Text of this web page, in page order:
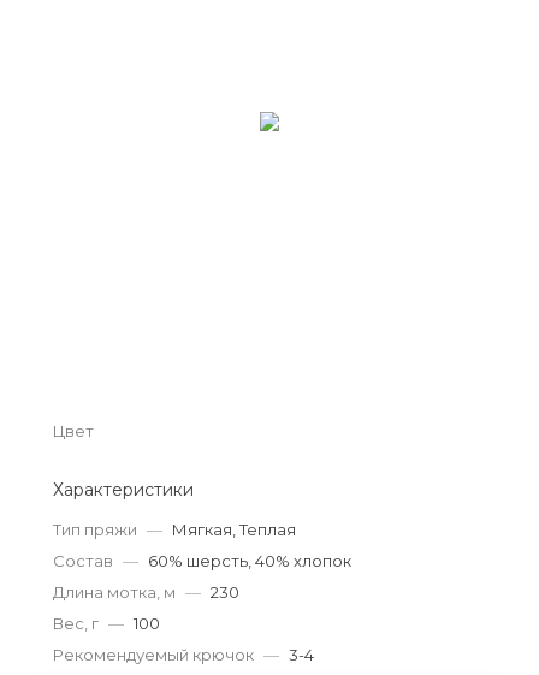
Цвет
Характеристики
Тип пряжи — Мягкая, Теплая
Состав — 60% шерсть, 40% хлопок
Длина мотка, м — 230
Вес, г — 100
Рекомендуемый крючок — 3-4